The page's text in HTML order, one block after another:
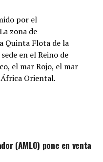
por el
zona de
Quinta Flota de la
en el Reino de
el mar Rojo, el mar
Oriental.
(AMLO) pone en venta